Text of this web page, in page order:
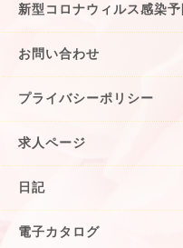
新型コロナウィルス感染
お問い合わせ
プライバシーポリシー
求人ページ
日記
電子カタログ